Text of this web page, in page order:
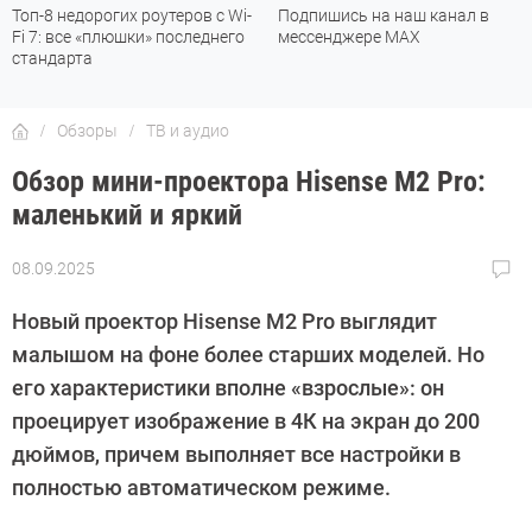
Подпишись на наш канал в
мессенджере МАХ
Рейтинг телевизоров 2026:
лучшие модели для гостиной,
Обзоры ТВ и аудио
Обзор мини-проектора Hisense M2 Pro:
маленький и яркий
08.09.2025
Автор:
Новый проектор Hisense M2 Pro выглядит
малышом на фоне более старших моделей. Но
его характеристики вполне «взрослые»: он
проецирует изображение в 4К на экран до 200
дюймов, причем выполняет все настройки в
полностью автоматическом режиме.